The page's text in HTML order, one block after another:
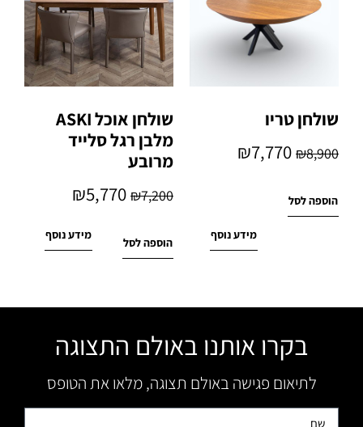
שולחן טריו
₪8,900
₪7,770
הוספה לסל
מידע נוסף
שולחן אוכל ASKI
מלבן רגל סלייד
מרובע
₪7,200
₪5,770
הוספה לסל
מידע נוסף
בקרו אותנו באולם התצוגה
לתיאום פגישה באולם תצוגה, מלאו את הטופס